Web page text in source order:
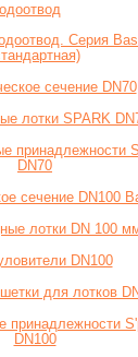
Серия
сечение DN70
лотки SPARK
принадлежности
DN70
сечение DN100
лотки DN 100
DN100
для лотков
принадлежности
DN100